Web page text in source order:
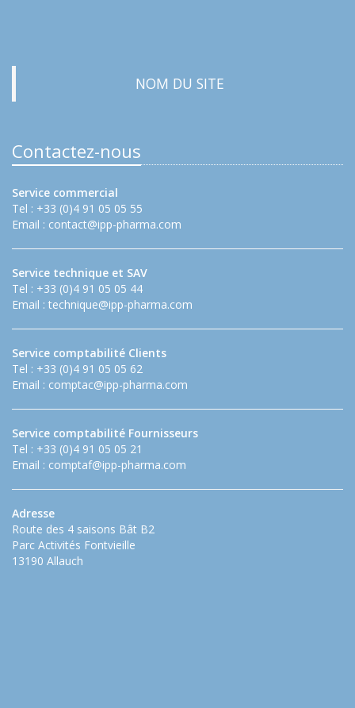
NOM DU SITE
Contactez-nous
Service commercial
Tel : +33 (0)4 91 05 05 55
Email : contact@ipp-pharma.com
Service technique et SAV
Tel : +33 (0)4 91 05 05 44
Email : technique@ipp-pharma.com
Service comptabilité Clients
Tel : +33 (0)4 91 05 05 62
Email : comptac@ipp-pharma.com
Service comptabilité Fournisseurs
Tel : +33 (0)4 91 05 05 21
Email : comptaf@ipp-pharma.com
Adresse
Route des 4 saisons Bât B2
Parc Activités Fontvieille
13190 Allauch